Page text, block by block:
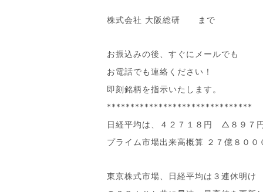
株式会社 大阪総研 まで
お振込みの後、すぐにメールでも
お電話でも連絡ください！
即刻銘柄を指示いたします。
*******************************
日経平均は、４２７１８円 △８９７円
プライム市場出来高概算 ２７億８００
東京株式市場、日経平均は３連休明け